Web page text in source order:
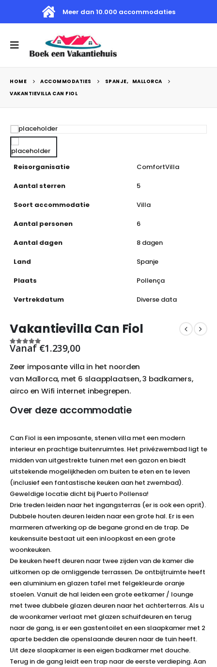
Meer dan 10.000 accommodaties
HOME ACCOMMODATIES SPANJE, MALLORCA
VAKANTIEVILLA CAN FIOL
Reisorganisatie ComfortVilla
Aantal sterren 5
Soort accommodatie Villa
Aantal personen 6
Aantal dagen 8 dagen
Land Spanje
Plaats Pollença
Vertrekdatum Diverse data
Vakantievilla Can Fiol
5out of 5
Vanaf€1.239,00
Zeer imposante villa in het noorden
van Mallorca, met 6 slaapplaatsen, 3 badkamers,
airco en Wifi internet inbegrepen.
Over deze accommodatie
Can Fiol is een imposante, stenen villa met een modern
interieur en prachtige buitenruimtes. Het privézwembad ligt te
midden van uitgestrekte tuinen met een gazon en biedt
uitstekende mogelijkheden om buiten te eten en te leven
(inclusief een fantastische keuken aan het zwembad).
Geweldige locatie dicht bij Puerto Pollensa!
Drie treden leiden naar het ingangsterras (er is ook een oprit).
Dubbele houten deuren leiden naar een grote hal. Er is een
marmeren afwerking op de begane grond en de trap. De
keukensuite bestaat uit een inloopkast en een grote
woonkeuken.
De keuken heeft deuren naar twee zijden van de kamer die
uitkomen op de omliggende terrassen. De ontbijtruimte heeft
een aluminium en glazen tafel met felgekleurde oranje
stoelen. Vanuit de hal leiden een grote eetkamer / lounge
met twee dubbele glazen deuren naar het achterterras. Als u
de woonkamer verlaat met glazen schuifdeuren en terug
naar de gang, is er een gastentoilet en een slaapkamer met 2
aparte bedden die openslaande deuren naar de tuin heeft.
Uit deze slaapkamer is een eigen badkamer met douche.
Terug in de gang leidt een trap naar de eerste verdieping. Aan